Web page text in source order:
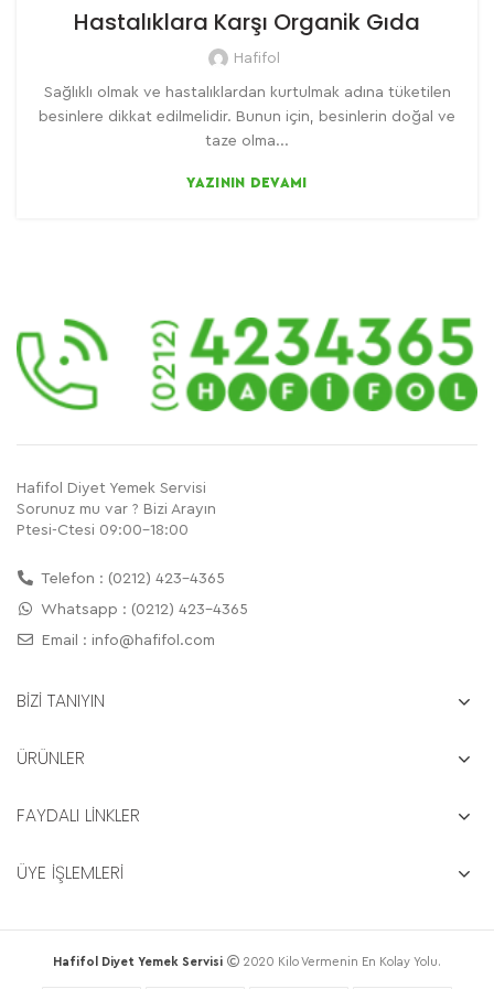
Hastalıklara Karşı Organik Gıda
Hafifol
Sağlıklı olmak ve hastalıklardan kurtulmak adına tüketilen
besinlere dikkat edilmelidir. Bunun için, besinlerin doğal ve
taze olma...
YAZININ DEVAMI
Hafifol Diyet Yemek Servisi
Sorunuz mu var ? Bizi Arayın
Ptesi-Ctesi 09:00-18:00
Telefon : (0212) 423-4365
Whatsapp : (0212) 423-4365
Email : info@hafifol.com
BİZİ TANIYIN
ÜRÜNLER
FAYDALI LİNKLER
ÜYE İŞLEMLERİ
Hafifol Diyet Yemek Servisi 2020 Kilo Vermenin En Kolay Yolu.